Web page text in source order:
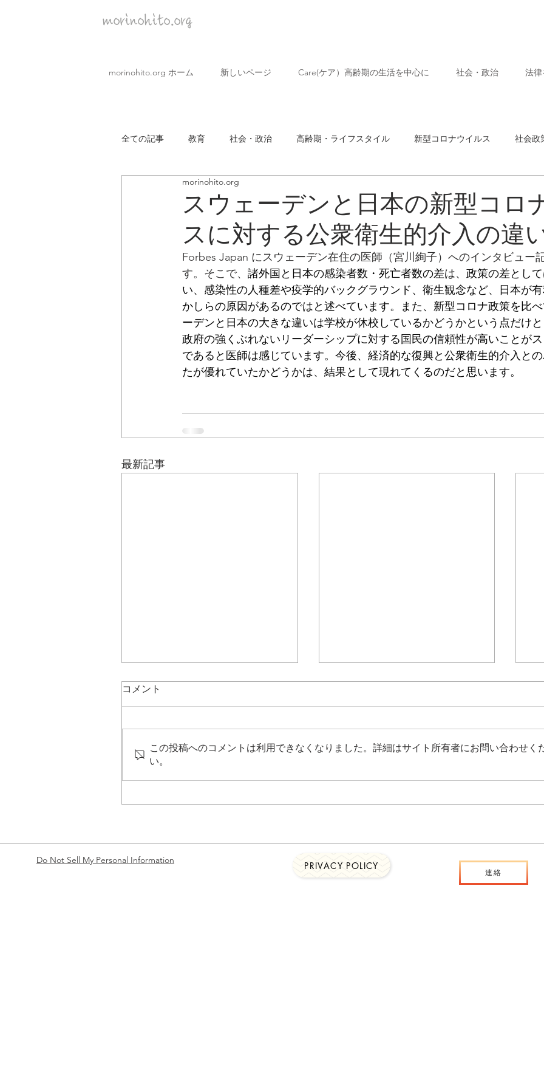
morinohito.org
morinohito.org ホーム 新しいページ Care(ケア）高齢期の生活を中心に 社会・政治 法
全ての記事 教育 社会・政治 高齢期・ライフスタイル 新型コロナウイルス 社会政
covid19 企業 市民・生活
スウェーデンと日本の新型コロ
スに対する公衆衛生的介入の違
morinohito.org
Forbes Japan にスウェーデン在住の医師（宮川絢子）へのインタビュー
す。そこで、 諸外国と日本の感染者数・死亡者数の差は、政策の差とし
い、感染性の人種差や疫学的バックグラウンド、衛生観念など、日本が
かしらの原因があるのではと述べています。また、新型コロナ政策を比
ーデンと日本の大きな違いは学校が休校しているかどうかという点だけと
政府の強くぶれないリーダーシップに対する国民の信頼性が高いことが
であると医師は感じています。今後、経済的な復興と公衆衛生的介入と
たが優れていたかどうかは、結果として現れてくるのだと思います。
最新記事
子供の言語の発達についてー
わかるとはどういうことなの
ム
コメント
この投稿へのコメントは利用できなくなりました。詳細はサイト所有者にお問い合わせく
い。
Do Not Sell My Personal Information PRIVACY POLICY
連絡